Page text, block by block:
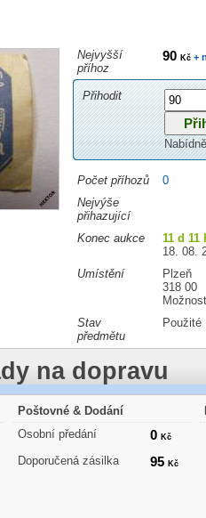
Nejvyšší
příhoz
90 Kč+
Přihodit
Počet příhozů
0
Nejvýše
přihazující
Konec aukce
11 d 11
18. 08.
Umístění
Plzeň
318 00
Stav
předmětu
Použité
na dopravu
Poštovné & Dodání
Osobní předání
0 Kč
Doporučená zásilka 95 Kč